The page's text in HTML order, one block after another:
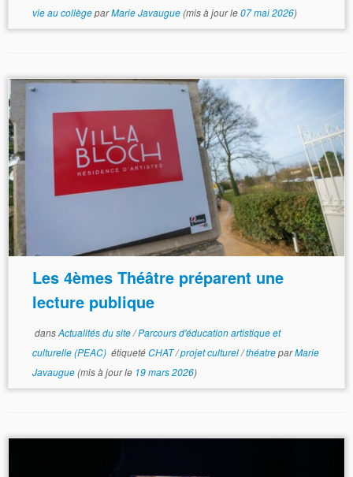
vie au collègeparMarie Javaugue(mis à jour le07 mai 2026)
Les 4èmes Théâtre préparent une
lecture publique
dansActualités du site/Parcours d'éducation artistique et
culturelle (PEAC) étiquetéCHAT/projet culturel/théatreparMarie
Javaugue(mis à jour le 19 mars 2026)